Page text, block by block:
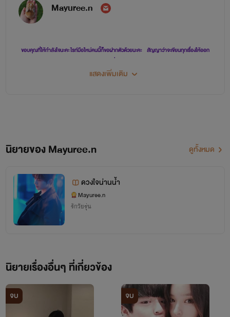
Mayuree.n
ขอบคุณที่ให้กำลังใจนะคะ ไรท์มือใหม่คนนี้ก็ขอฝากตัวด้วยนะคะ สัญญาว่าจะเขียนทุกเรื่องให้ออก
มาดีที่สุดค่ะ
.....❤️.....
แสดงเพิ่มเติม
นิยายของ Mayuree.n ดูทั้งหมด
ดวงใจน่านน้ำ
Mayuree.n
รักวัยรุ่น
นิยายเรื่องอื่นๆ ที่เกี่ยวข้อง
จบ จบ